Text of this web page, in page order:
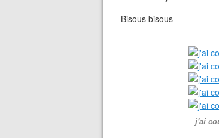
Bisous bisous
j'ai